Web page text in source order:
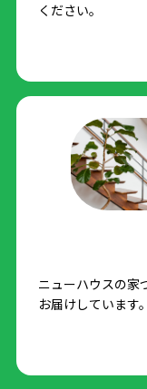
ください。
ニューハウスの家
お届けしています